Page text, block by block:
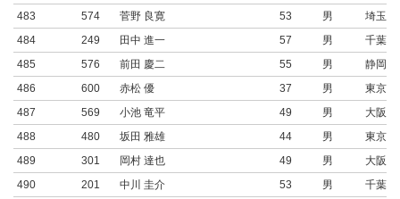
483
574 菅野 良寛 53 男
埼玉県
484
249 田中 進一 57 男
千葉県
485
576 前田 慶二 55 男
静岡県
486
600 赤松 優 37 男
東京都
487
569 小池 竜平 49 男
大阪府
488
480 坂田 雅雄 44 男
東京都
489
301 岡村 達也 49 男
大阪府
490
201 中川 圭介 53 男
千葉県